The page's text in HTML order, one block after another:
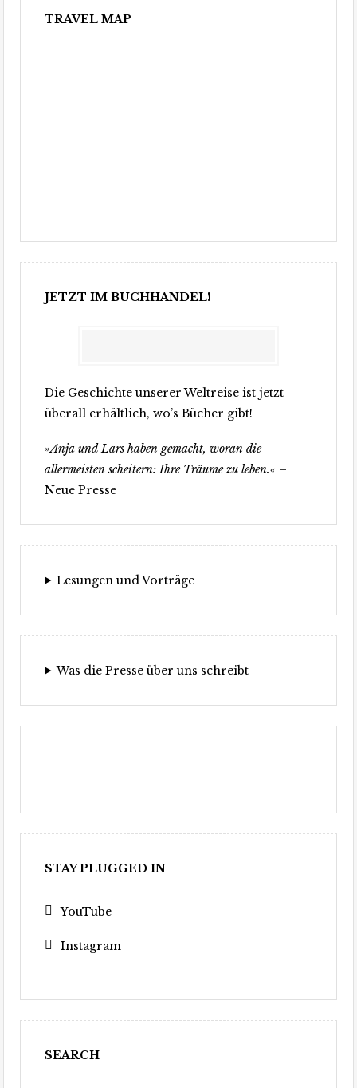
TRAVEL MAP
JETZT IM BUCHHANDEL!
Die Geschichte unserer Weltreise ist jetzt
überall erhältlich, wo’s Bücher gibt!
»Anja und Lars haben gemacht, woran die
allermeisten scheitern: Ihre Träume zu leben.« –
Neue Presse
Lesungen und Vorträge
Was die Presse über uns schreibt
STAY PLUGGED IN
YouTube
Instagram
SEARCH